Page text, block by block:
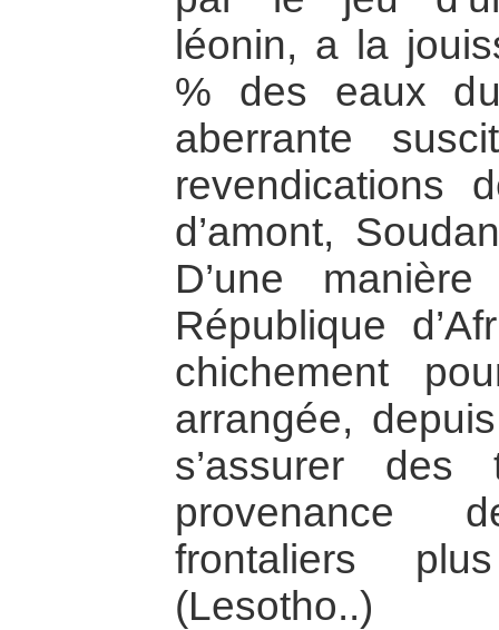
léonin, a la
% des eaux
aberrante
revendications
d’amont,
D’une
République
chichement
arrangée,
s’assurer des
provenance
frontaliers
(Lesotho..)